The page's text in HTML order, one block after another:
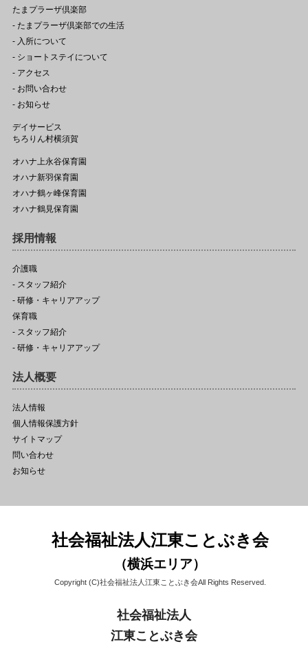
たまプラーザ倶楽部
- たまプラーザ倶楽部での生活
- 入所について
- ショートステイについて
- アクセス
- お問い合わせ
- お知らせ
デイサービス
ちろりん村横須賀
オハナ上永谷保育園
オハナ新羽保育園
オハナ鶴ヶ峰保育園
オハナ鶴見保育園
採用情報
介護職
- スタッフ紹介
- 研修・キャリアアップ
保育職
- スタッフ紹介
- 研修・キャリアアップ
法人概要
法人情報
個人情報保護方針
サイトマップ
問い合わせ
お知らせ
社会福祉法人江東ことぶき会
（横浜エリア）
Copyright (C)社会福祉法人江東ことぶき会All Rights Reserved.
社会福祉法人
江東ことぶき会